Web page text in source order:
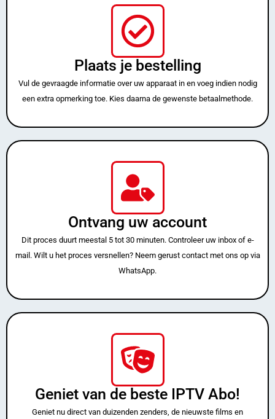
Plaats je bestelling
Vul de gevraagde informatie over uw apparaat in en voeg indien nodig
een extra opmerking toe. Kies daarna de gewenste betaalmethode.
Ontvang uw account
Dit proces duurt meestal 5 tot 30 minuten. Controleer uw inbox of e-
mail. Wilt u het proces versnellen? Neem gerust contact met ons op via
WhatsApp.
Geniet van de beste IPTV Abo!
Geniet nu direct van duizenden zenders, de nieuwste films en